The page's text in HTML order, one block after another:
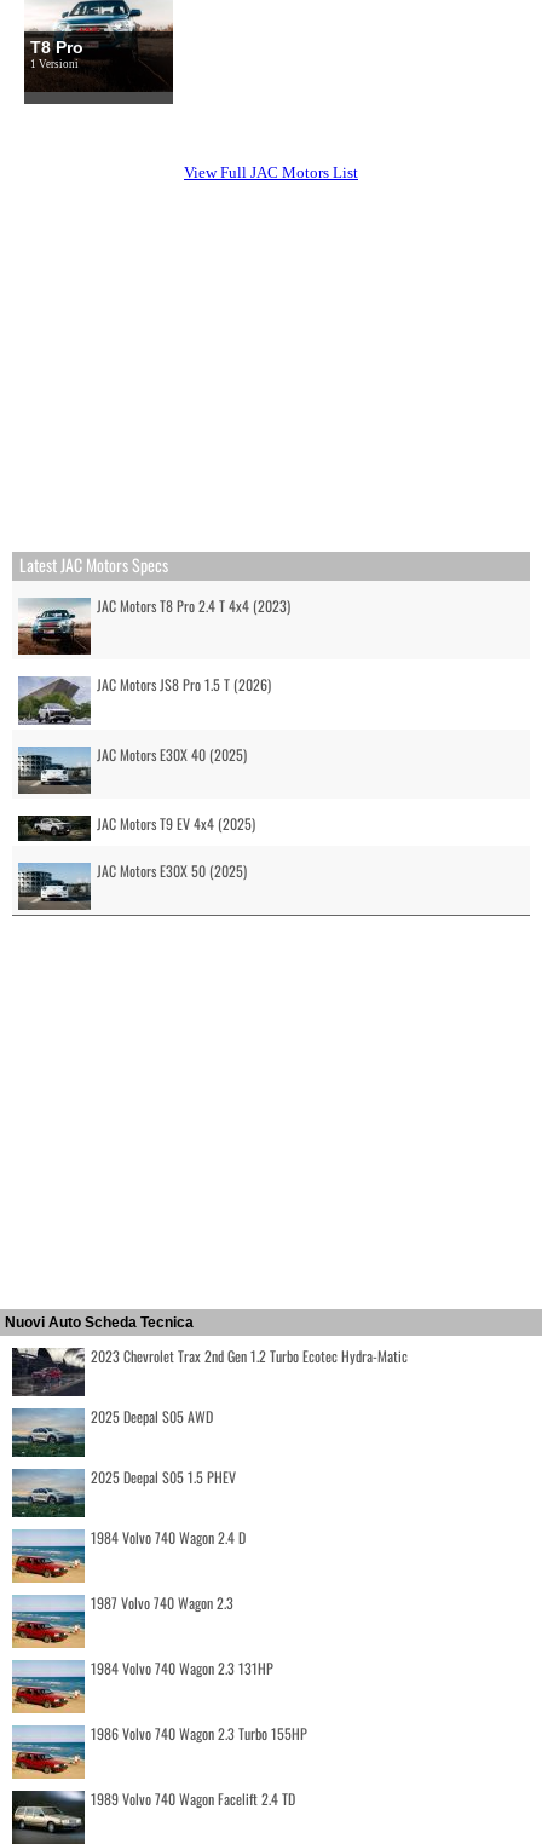
T8 Pro
1 Versioni
View Full JAC Motors List
Latest JAC Motors Specs
JAC Motors T8 Pro 2.4 T 4x4 (2023)
JAC Motors JS8 Pro 1.5 T (2026)
JAC Motors E30X 40 (2025)
JAC Motors T9 EV 4x4 (2025)
JAC Motors E30X 50 (2025)
Nuovi Auto Scheda Tecnica
2023 Chevrolet Trax 2nd Gen 1.2 Turbo Ecotec Hydra-Matic
2025 Deepal S05 AWD
2025 Deepal S05 1.5 PHEV
1984 Volvo 740 Wagon 2.4 D
1987 Volvo 740 Wagon 2.3
1984 Volvo 740 Wagon 2.3 131HP
1986 Volvo 740 Wagon 2.3 Turbo 155HP
1989 Volvo 740 Wagon Facelift 2.4 TD